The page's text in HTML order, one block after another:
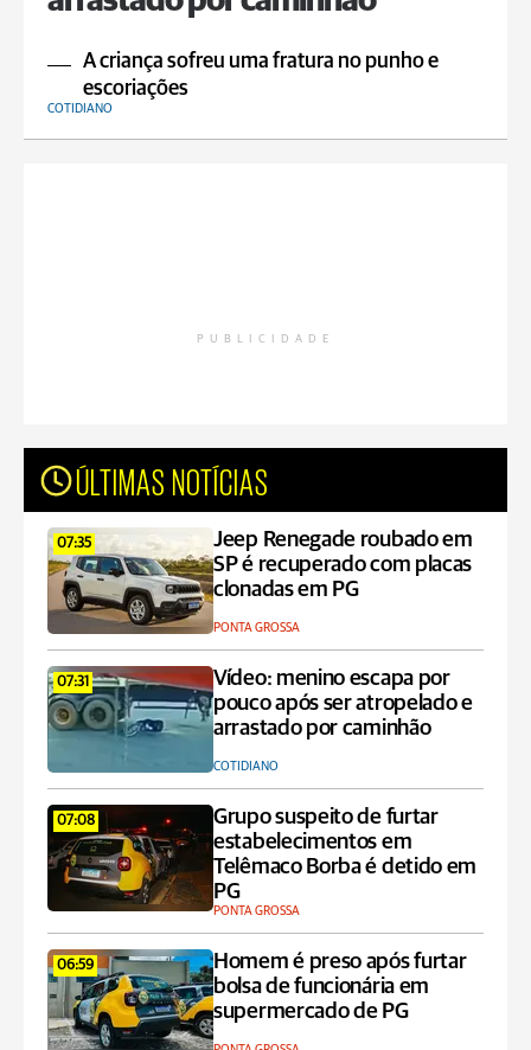
A criança sofreu uma fratura no punho e
escoriações
COTIDIANO
PUBLICIDADE
ÚLTIMAS NOTÍCIAS
07:35
Jeep Renegade roubado em
SP é recuperado com placas
clonadas em PG
PONTA GROSSA
07:31
Vídeo: menino escapa por
pouco após ser atropelado e
arrastado por caminhão
COTIDIANO
07:08
Grupo suspeito de furtar
estabelecimentos em
Telêmaco Borba é detido em
PG
PONTA GROSSA
06:59
Homem é preso após furtar
bolsa de funcionária em
supermercado de PG